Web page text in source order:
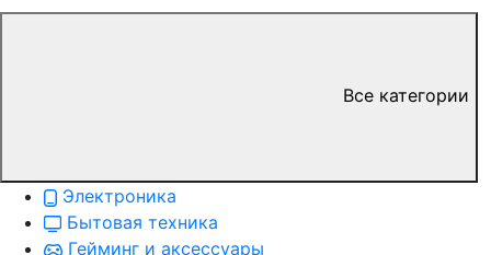
Все категории
Электроника
Бытовая техника
Гейминг и аксессуары